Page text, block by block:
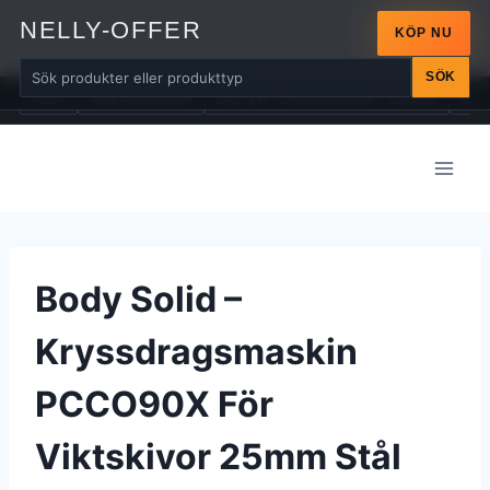
NELLY-OFFER
SÖK
KÖP NU
ALLA ARM-MASKINER BÄLTEN / DRAGREMMAR / LINDOR
Body Solid –
Kryssdragsmaskin
PCCO90X För
Viktskivor 25mm Stål